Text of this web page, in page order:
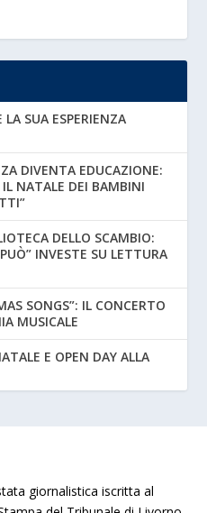
SUA ESPERIENZA
DIVENTA EDUCAZIONE:
NATALE DEI BAMBINI
DELLO SCAMBIO:
INVESTE SU LETTURA
SONGS”: IL CONCERTO
MUSICALE
E OPEN DAY ALLA
giornalistica iscritta al